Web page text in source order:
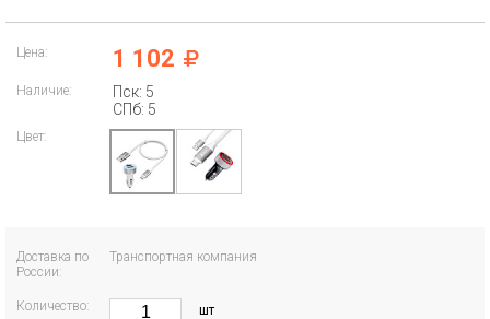
Цена: 1 102
Наличие:
Пск: 5
СПб: 5
Цвет:
Доставка по
России:
Транспортная компания
Количество: шт